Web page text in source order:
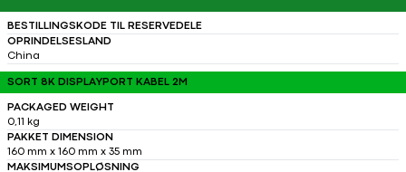
BESTILLINGSKODE TIL RESERVEDELE
OPRINDELSESLAND
China
SORT 8K DISPLAYPORT KABEL 2M
PACKAGED WEIGHT
0,11 kg
PAKKET DIMENSION
160 mm x 160 mm x 35 mm
MAKSIMUMSOPLØSNING